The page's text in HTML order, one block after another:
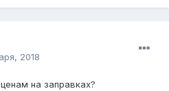
2018
на заправках?